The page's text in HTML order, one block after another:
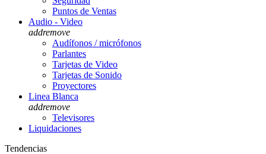
Puntos de Ventas
Audio - Video
addremove
Audífonos / micrófonos
Parlantes
Tarjetas de Video
Tarjetas de Sonido
Proyectores
Linea Blanca
addremove
Televisores
Liquidaciones
Tendencias